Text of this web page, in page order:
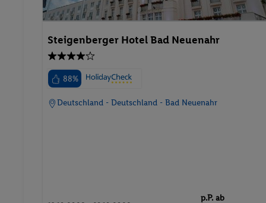
Steigenberger Hotel Bad Neuenahr
88%
Deutschland - Deutschland - Bad Neuenahr
p.P. ab